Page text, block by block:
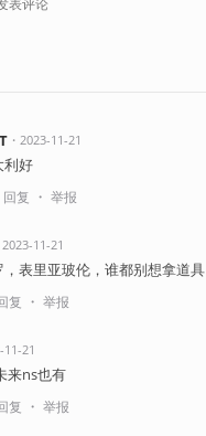
・ 2023-11-21
利好
回复 ・ 举报
2023-11-21
，表里亚玻伦，谁都别想拿道具
复 ・ 举报
11-21
来ns也有
复 ・ 举报